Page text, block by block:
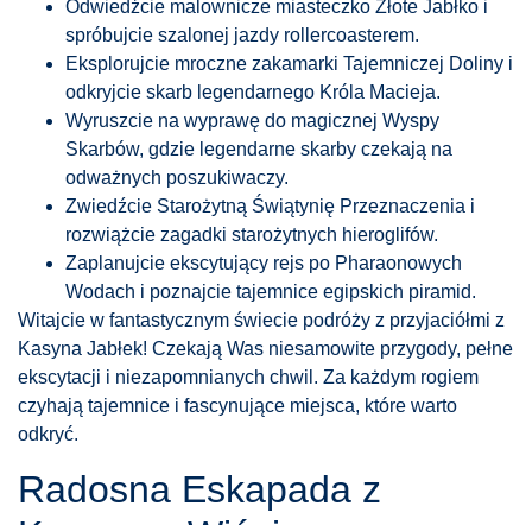
Odwiedźcie malownicze miasteczko Złote Jabłko i
spróbujcie szalonej jazdy rollercoasterem.
Eksplorujcie mroczne zakamarki Tajemniczej Doliny i
odkryjcie skarb legendarnego Króla Macieja.
Wyruszcie na wyprawę do magicznej Wyspy
Skarbów, gdzie legendarne skarby czekają na
odważnych poszukiwaczy.
Zwiedźcie Starożytną Świątynię Przeznaczenia i
rozwiążcie zagadki starożytnych hieroglifów.
Zaplanujcie ekscytujący rejs po Pharaonowych
Wodach i poznajcie tajemnice egipskich piramid.
Witajcie w fantastycznym świecie podróży z przyjaciółmi z
Kasyna Jabłek! Czekają Was niesamowite przygody, pełne
ekscytacji i niezapomnianych chwil. Za każdym rogiem
czyhają tajemnice i fascynujące miejsca, które warto
odkryć.
Radosna Eskapada z